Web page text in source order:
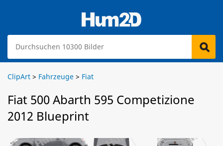
ClipArt > Fahrzeuge > Fiat
Fiat 500 Abarth 595 Competizione
2012 Blueprint